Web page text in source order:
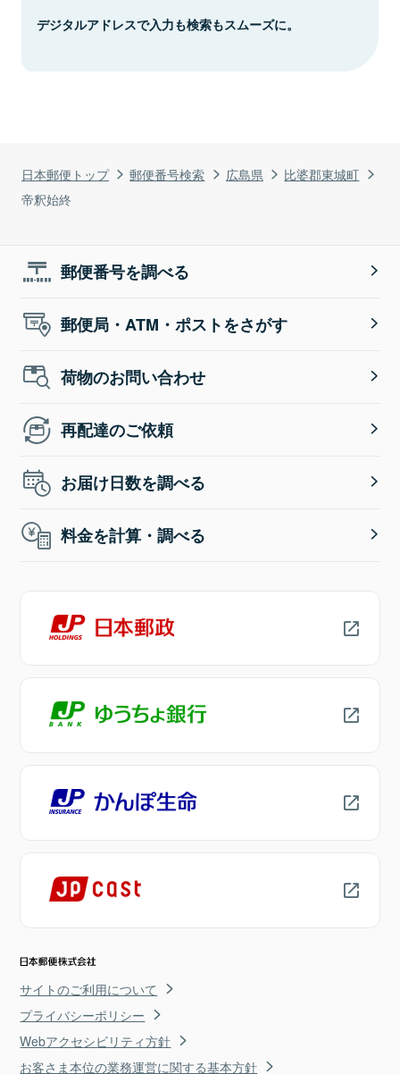
日本郵便トップ 郵便番号検索 広島県
比婆郡東城町
帝釈始終
デジタルアドレスで入力も検索もスムーズに。
郵便番号を調べる
郵便局・ATM・ポストをさがす
荷物のお問い合わせ
再配達のご依頼
お届け日数を調べる
料金を計算・調べる
サイトのご利用について
プライバシーポリシー
Webアクセシビリティ方針
お客さま本位の業務運営に関する基本方針